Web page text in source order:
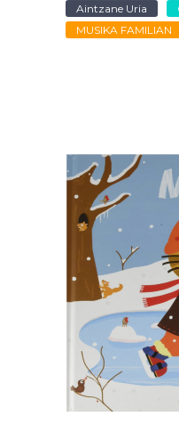
Aintzane Uria
MUSIKA FAMILIAN